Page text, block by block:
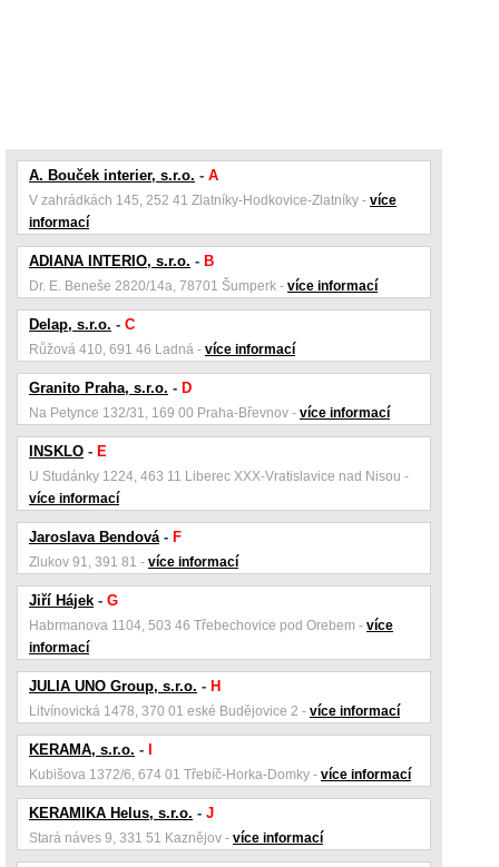
A. Bouček interier, s.r.o. - A
V zahrádkách 145, 252 41 Zlatníky-Hodkovice-Zlatníky - více
informací
ADIANA INTERIO, s.r.o. - B
Dr. E. Beneše 2820/14a, 78701 Šumperk - více informací
Delap, s.r.o. - C
Růžová 410, 691 46 Ladná - více informací
Granito Praha, s.r.o. - D
Na Petynce 132/31, 169 00 Praha-Břevnov - více informací
INSKLO - E
U Studánky 1224, 463 11 Liberec XXX-Vratislavice nad Nisou -
více informací
Jaroslava Bendová- F
Zlukov 91, 391 81 - více informací
Jiří Hájek - G
Habrmanova 1104, 503 46 Třebechovice pod Orebem - více
informací
JULIA UNO Group, s.r.o. - H
Litvínovická 1478, 370 01 eské Budějovice 2 - více informací
KERAMA, s.r.o. -
Kubišova 1372/6, 674 01 Třebíč-Horka-Domky - více informací
KERAMIKA Helus, s.r.o. - J
Stará náves 9, 331 51 Kaznějov - více informací